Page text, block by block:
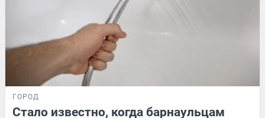
ГОРОД
Стало известно, когда барнаульцам